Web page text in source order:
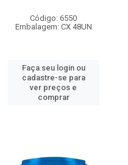
Código: 6550
Embalagem: CX 48UN
Faça seu login ou
cadastre-se para
ver preços e
comprar